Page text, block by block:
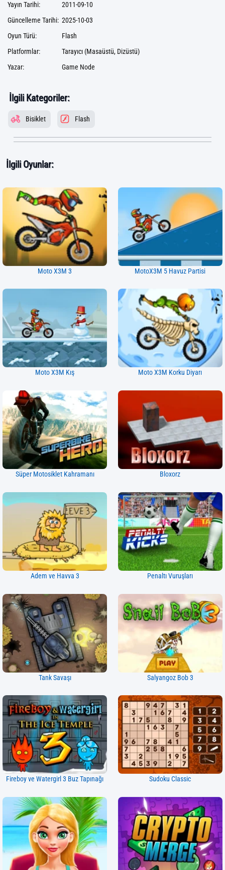
Yayın Tarihi:
2011-09-10
Güncelleme Tarihi: 2025-10-03
Oyun Türü:
Flash
Platformlar:
Tarayıcı (Masaüstü, Dizüstü)
Yazar:
Game Node
İlgili Kategoriler:
Bisiklet Flash
İlgili Oyunlar:
Moto X3M 3 MotoX3M 5 Havuz Partisi
Moto X3M Kış Moto X3M Korku Diyarı
Süper Motosiklet Kahramanı Bloxorz
Adem ve Havva 3 Penaltı Vuruşları
Tank Savaşı Salyangoz Bob 3
Fireboy ve Watergirl 3 Buz Tapınağı Sudoku Classic